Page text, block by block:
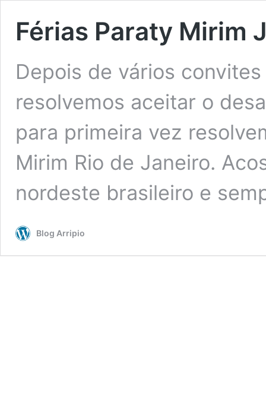
Férias Paraty Mirim
Depois de vários
resolvemos aceitar o
para primeira vez
Mirim Rio de Janeiro.
nordeste brasileiro e
Blog Arripio